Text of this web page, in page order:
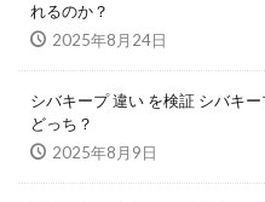
れるのか？
2025年8月24日
シバキープ 違い を検証 シバキ
どっち？
2025年8月9日